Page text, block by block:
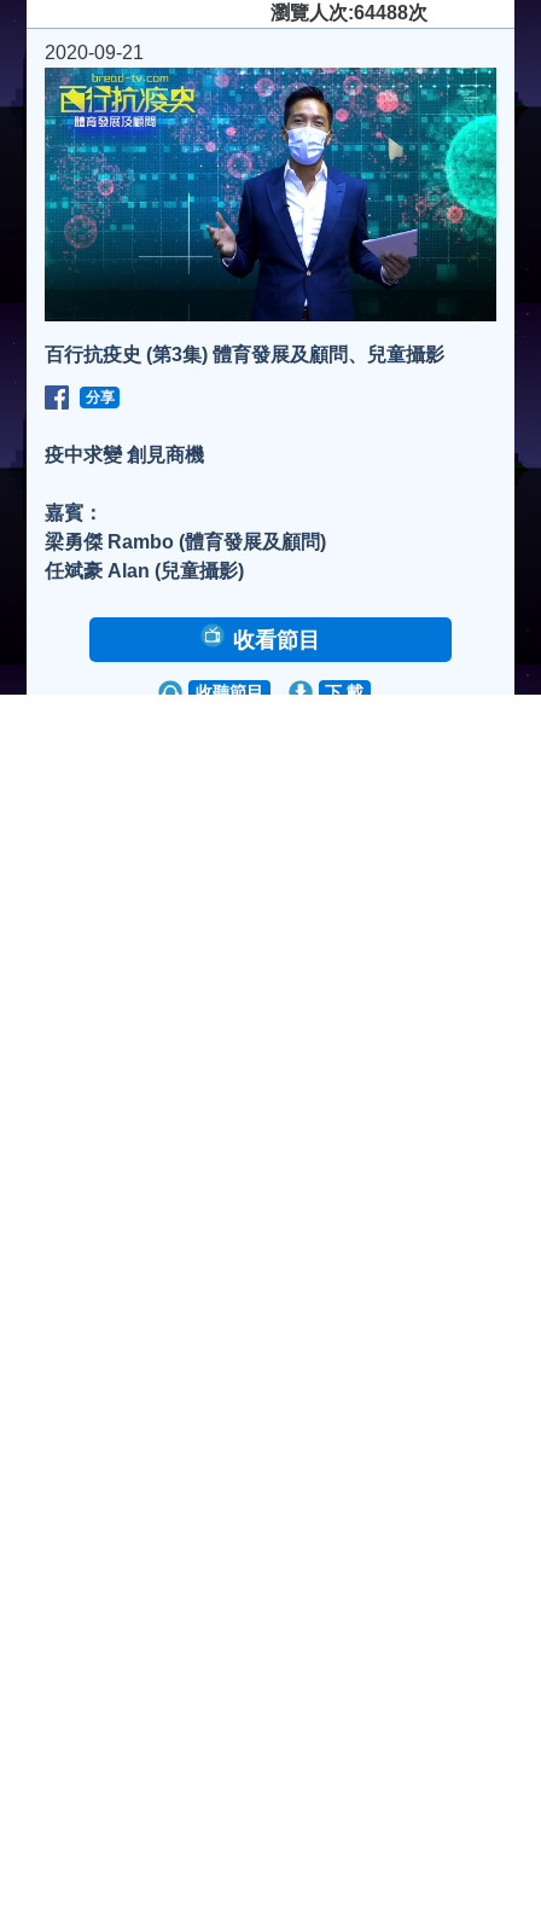
瀏覽人次:64488次
2020-09-21
百行抗疫史 (第3集) 體育發展及顧問、兒童攝影
分享
疫中求變 創見商機
嘉賓：
梁勇傑 Rambo (體育發展及顧問)
任斌豪 Alan (兒童攝影)
收看節目
收聽節目 下 載